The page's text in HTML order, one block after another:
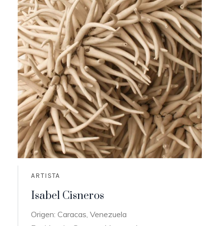
ARTISTA
Isabel Cisneros
Origen: Caracas, Venezuela